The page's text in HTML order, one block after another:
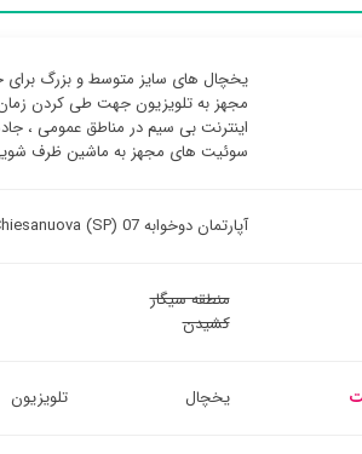
یخچال های سایز متوسط و بزرگ برای
سوئیت ‌های مجهز به ماشین ظرف
آپارتمان دوخوابه Chiesanuova (SP) 07 در 38 کیلومتری پورتوفینو، اقامتگاه های دوستدار حیوانات خانگی در Monterosso al Mare ارائه می کند.
منطقه سیگار
کشیدن
یخچال تلویزیون